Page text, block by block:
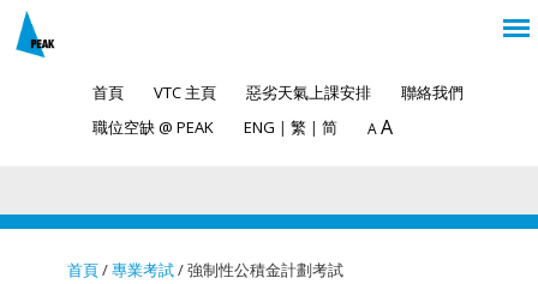
首頁 VTC 主頁 惡劣天氣上課安排
聯絡我們
職位空缺 @ PEAK
ENG | 繁 | 简 A A
首頁/專業考試/ 強制性公積金計劃考試